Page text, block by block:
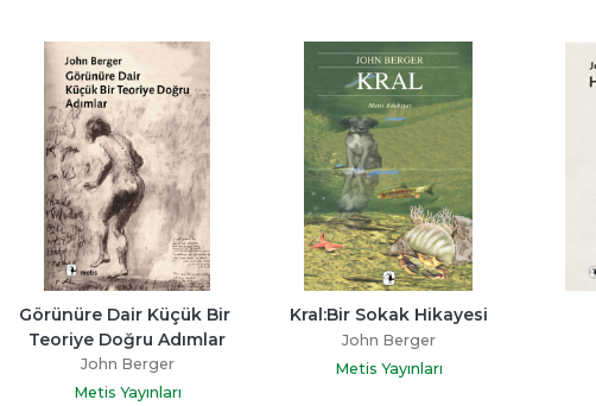
Görünüre Dair Küçük Bir
Teoriye Doğru Adımlar
John Berger
Metis Yayınları
Kral:Bir Sokak Hikayesi
John Berger
Metis Yayınları